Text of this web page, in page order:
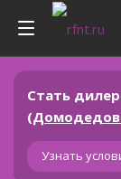
Стать
Узнать